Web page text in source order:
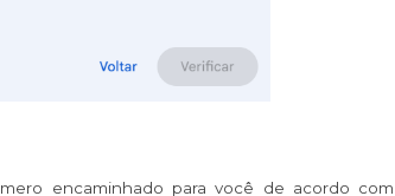
encaminhado para você de acordo